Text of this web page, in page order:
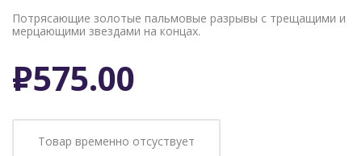
Потрясающие золотые пальмовые разрывы с трещащими и
мерцающими звездами на концах.
Р575.00
Товар временно отсуствует